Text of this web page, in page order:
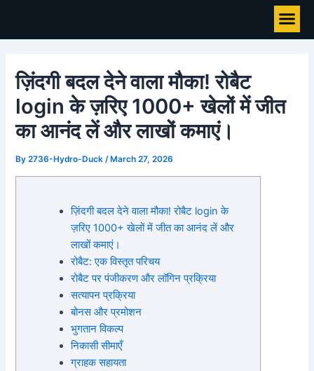
content
ज़िंदगी बदल देने वाला मौका! रोबैट
login के ज़रिए 1000+ खेलों में जीत
का आनंद लें और लाखों कमाएं।
By2736-Hydro-Duck/ March 27, 2026
ज़िंदगी बदल देने वाला मौका! रोबैट login के
ज़रिए 1000+ खेलों में जीत का आनंद लें और
लाखों कमाएं।
रोबैट: एक विस्तृत परिचय
रोबैट पर पंजीकरण और लॉगिन प्रक्रिया
सत्यापन प्रक्रिया
बोनस और प्रमोशन
भुगतान विकल्प
निकासी सीमाएँ
ग्राहक सहायता